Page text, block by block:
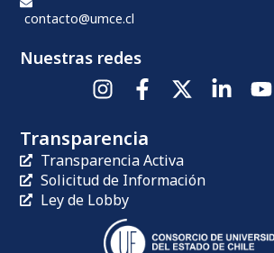
contacto@umce.cl
Nuestras redes
Transparencia
Transparencia Activa
Solicitud de Información
Ley de Lobby